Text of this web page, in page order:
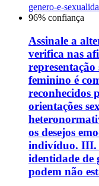
genero-e-
96% confiança
Assinale a
verifica nas
representação
feminino é
reconhecidos
orientações
os desejos
indivíduo. III.
identidade de
podem não